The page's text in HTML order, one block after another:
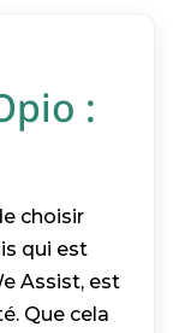
:
choisir
qui est
Assist, est
Que cela